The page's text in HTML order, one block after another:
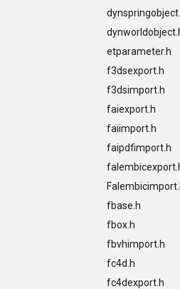
etparameter.h
f3dsexport.h
f3dsimport.h
faiexport.h
faiimport.h
faipdfimport.h
fbase.h
fbox.h
fbvhimport.h
fc4d.h
fc4dexport.h